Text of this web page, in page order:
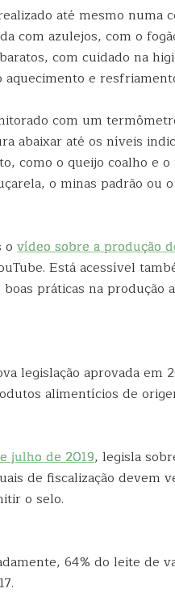
até mesmo numa
com azulejos, com o
com cuidado na
e
com um
abaixar até os níveis
como o queijo coalho e o
o minas padrão ou
o vídeo sobre a produção
Está acessível
práticas na produção
legislação aprovada em
alimentícios de
julho de 2019, legisla
de fiscalização devem
o selo.
64% do leite de